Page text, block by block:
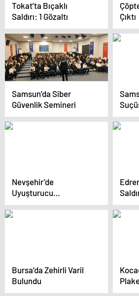
Tokat’ta Bıçaklı
Saldırı: 1 Gözaltı
Çıktı
Samsun’da Siber
Güvenlik Semineri
Nevşehir’de
Uyuşturucu
Operasyonu: 50 Gözaltı
Bursa’da Zehirli Varil
Bulundu